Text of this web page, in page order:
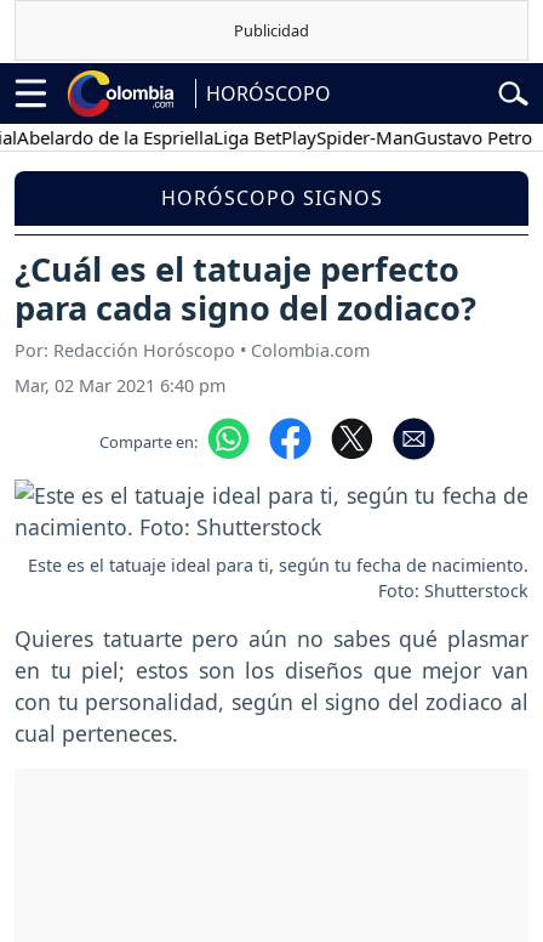
HORÓSCOPO
de la EspriellaLiga BetPlaySpider-ManGustavo Petro
HORÓSCOPO SIGNOS
¿Cuál es el tatuaje perfecto
para cada signo del zodiaco?
Por: Redacción Horóscopo • Colombia.com
Mar, 02 Mar 2021 6:40 pm
Comparte en:
Este es el tatuaje ideal para ti, según tu fecha de nacimiento.
Foto: Shutterstock
Quieres tatuarte pero aún no sabes qué plasmar
en tu piel; estos son los diseños que mejor van
con tu personalidad, según el signo del zodiaco al
cual perteneces.